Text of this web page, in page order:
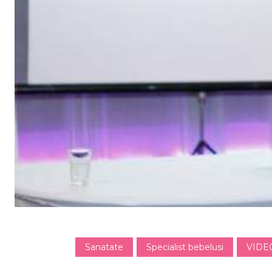
Sanatate Specialist bebelusi